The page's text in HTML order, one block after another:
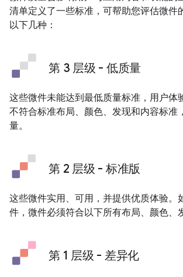
清单定义了一些标准，可帮助您评估微件
以下几种：
第 3 层级 - 低质量
这些微件未能达到最低质量标准，用户体
不符合标准布局、颜色、发现和内容标准
量。
第 2 层级 - 标准版
这些微件实用、可用，并提供优质体验。
件，微件必须符合以下所有布局、颜色、
第 1 层级 - 差异化